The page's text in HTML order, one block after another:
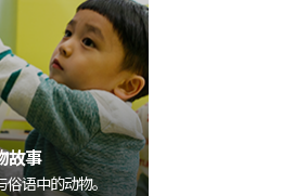
故事
俗语中的动物。